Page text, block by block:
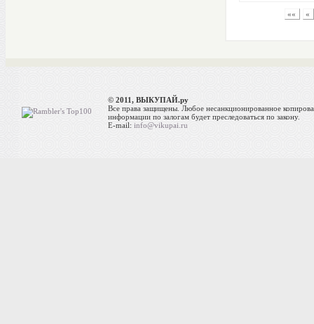
«« «
© 2011, ВЫКУПАЙ.ру
Все права защищены. Любое несанкционированное
информации по залогам будет преследоваться по закону.
E-mail:info@vikupai.ru